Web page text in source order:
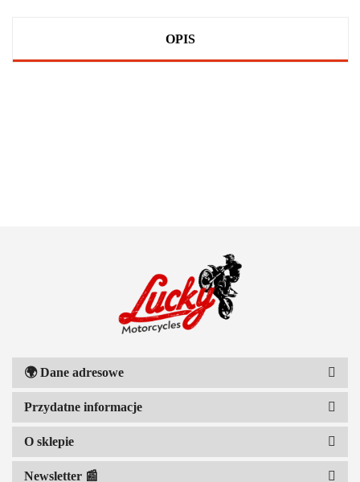
OPIS
🌍Dane adresowe
Przydatne informacje
O sklepie
Newsletter 📰